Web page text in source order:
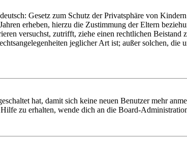
Gesetz zum Schutz der Privatsphäre von
erheben, hierzu die Zustimmung der Eltern
versuchst, zutrifft, ziehe einen rechtlichen
jeglicher Art ist; außer solchen,
hat, damit sich keine neuen Benutzer mehr
zu erhalten, wende dich an die Board-